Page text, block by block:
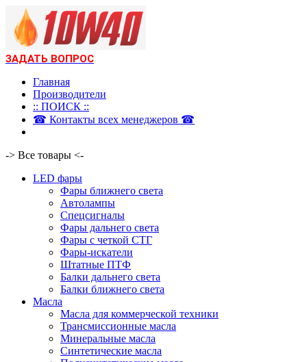
ЗАДАТЬ ВОПРОС
Главная
Производители
:: ПОИСК ::
☎ Контакты всех менеджеров ☎
-> Все товары <-
LED фары
Фары ближнего света
Автолампы
Спецсигналы
Фары дальнего света
Фары с четкой СТГ
Фары-искатели
Штатные ПТФ
Балки дальнего света
Балки ближнего света
Масла
Масла для коммерческой техники
Трансмиссионные масла
Минеральные масла
Синтетические масла